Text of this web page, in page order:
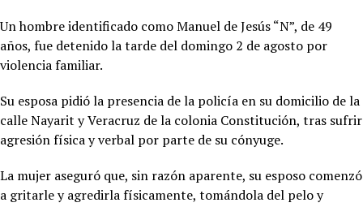
Un hombre identificado como Manuel de Jesús “N”, de 49
años, fue detenido la tarde del domingo 2 de agosto por
violencia familiar.
Su esposa pidió la presencia de la policía en su domicilio de la
calle Nayarit y Veracruz de la colonia Constitución, tras sufrir
agresión física y verbal por parte de su cónyuge.
La mujer aseguró que, sin razón aparente, su esposo comenzó
a gritarle y agredirla físicamente, tomándola del pelo y